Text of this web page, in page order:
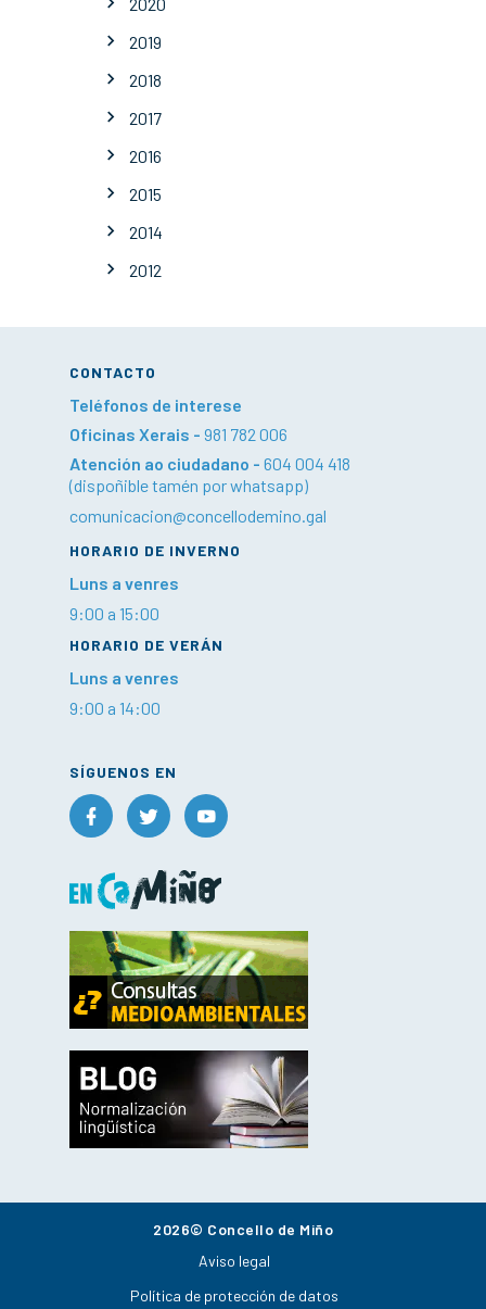
2019
2018
2017
2016
2015
2014
2012
CONTACTO
Teléfonos de interese
Oficinas Xerais - 981 782 006
Atención ao ciudadano - 604 004 418
(dispoñible tamén por whatsapp)
comunicacion@concellodemino.gal
HORARIO DE INVERNO
Luns a venres
9:00 a 15:00
HORARIO DE VERÁN
Luns a venres
9:00 a 14:00
SÍGUENOS EN
2026© Concello de Miño
Aviso legal
Política de protección de datos